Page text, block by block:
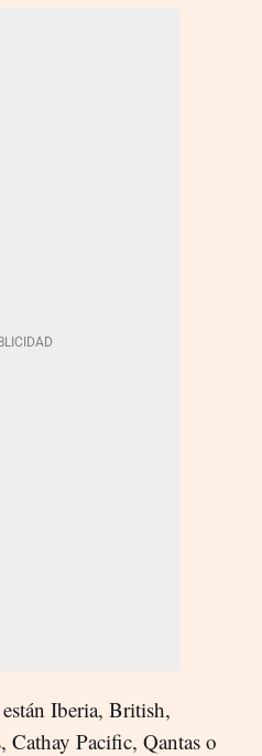
Iberia, British,
Pacific, Qantas o